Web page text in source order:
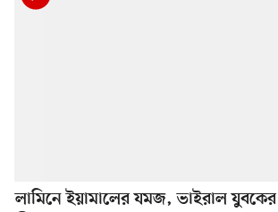
লামিনে ইয়ামালের যমজ, ভাইরাল